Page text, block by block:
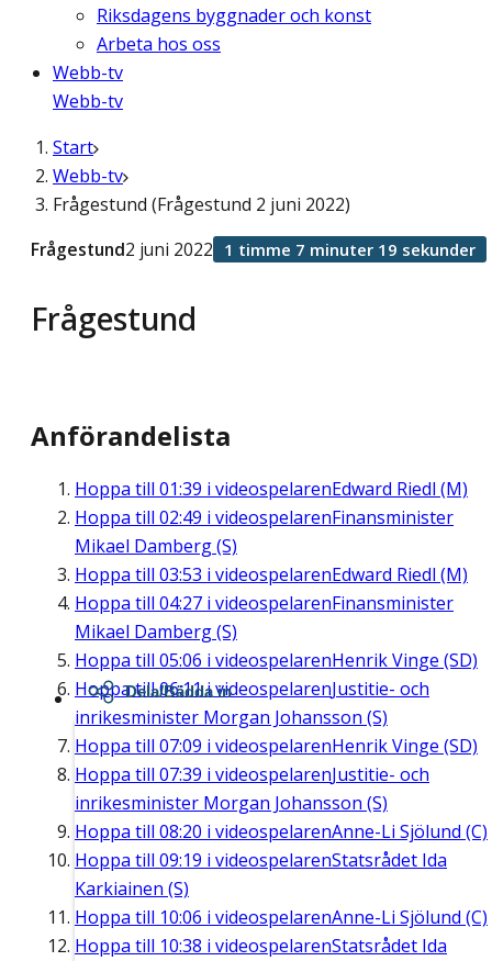
Riksdagens byggnader och konst
Arbeta hos oss
Webb-tv
Webb-tv
Start
Webb-tv
Frågestund (Frågestund 2 juni 2022)
Frågestund
Frågestund2 juni 2022 1 timme 7 minuter 19 sekunder
Anförandelista
Hoppa till 01:39 i videospelarenEdward Riedl (M)
Hoppa till 02:49 i videospelarenFinansminister
Mikael Damberg (S)
Hoppa till 03:53 i videospelarenEdward Riedl (M)
Hoppa till 04:27 i videospelarenFinansminister
Mikael Damberg (S)
Hoppa till 05:06 i videospelarenHenrik Vinge (SD)
Hoppa till06:11i videospelarenJustitie- och
inrikesminister Morgan Johansson (S)
Hoppa till 07:09 i videospelarenHenrik Vinge (SD)
Hoppa till 07:39 i videospelarenJustitie- och
inrikesminister Morgan Johansson (S)
Hoppa till 08:20 i videospelarenAnne-Li Sjölund (C)
Hoppa till 09:19 i videospelarenStatsrådet Ida
Karkiainen (S)
Hoppa till 10:06 i videospelarenAnne-Li Sjölund (C)
Hoppa till 10:38 i videospelarenStatsrådet Ida
Dela/Bädda in